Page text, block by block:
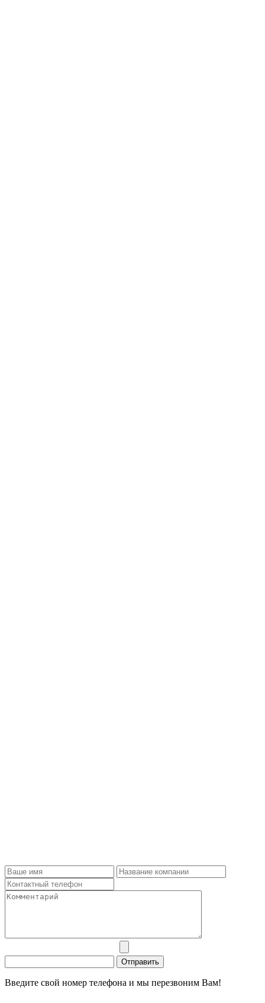
Введите свой номер телефона и мы перезвоним Вам!